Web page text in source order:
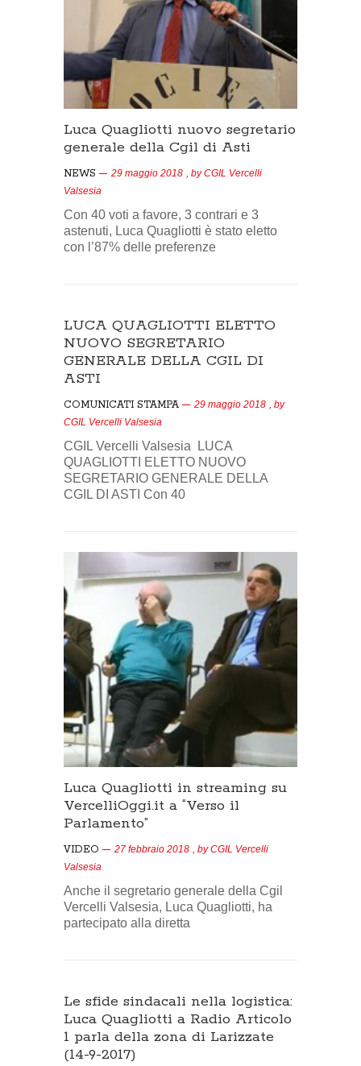
Luca Quagliotti nuovo segretario
generale della Cgil di Asti
NEWS 29 maggio 2018 , byCGIL Vercelli
Valsesia
Con 40 voti a favore, 3 contrari e 3
astenuti, Luca Quagliotti è stato eletto
con l’87% delle preferenze
LUCA QUAGLIOTTI ELETTO
NUOVO SEGRETARIO
GENERALE DELLA CGIL DI
ASTI
COMUNICATI STAMPA 29 maggio 2018
, by
CGIL Vercelli Valsesia
CGIL Vercelli Valsesia LUCA
QUAGLIOTTI ELETTO NUOVO
SEGRETARIO GENERALE DELLA
CGIL DI ASTI Con 40
Luca Quagliotti in streaming su
VercelliOggi.it a “Verso il
Parlamento”
VIDEO 27 febbraio 2018 , byCGIL Vercelli
Valsesia
Anche il segretario generale della Cgil
Vercelli Valsesia, Luca Quagliotti, ha
partecipato alla diretta
Le sfide sindacali nella logistica:
Luca Quagliotti a Radio Articolo
1 parla della zona di Larizzate
(14-9-2017)